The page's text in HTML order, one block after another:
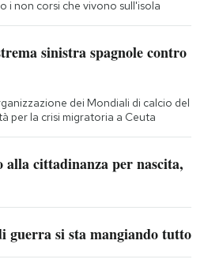
i non corsi che vivono sull'isola
sinistra spagnole contro
dei Mondiali di calcio del
per la crisi migratoria a Ceuta
cittadinanza per nascita,
guerra si sta mangiando tutto